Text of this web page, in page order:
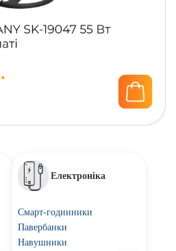
Електроніка
Смарт-годинники
Павербанки
Навушники